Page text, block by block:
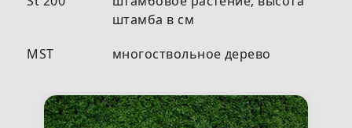
штамба в см
MST
многоствольное дерево